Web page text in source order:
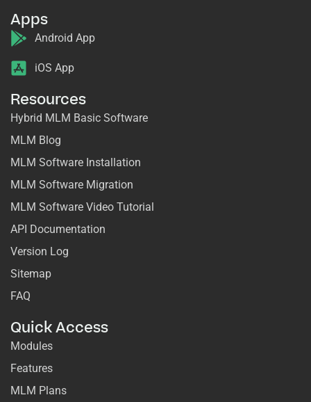
Apps
Android App
iOS App
Resources
Hybrid MLM Basic Software
MLM Blog
MLM Software Installation
MLM Software Migration
MLM Software Video Tutorial
API Documentation
Version Log
Sitemap
FAQ
Quick Access
Modules
Features
MLM Plans